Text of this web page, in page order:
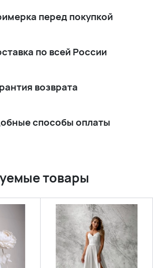
перед покупкой
по всей России
возврата
способы оплаты
товары